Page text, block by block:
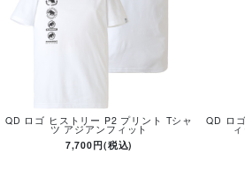
QD ロゴ ヒストリー P2 プリント Tシャ
ツ アジアンフィット
7,700円(税込)
QD ロ